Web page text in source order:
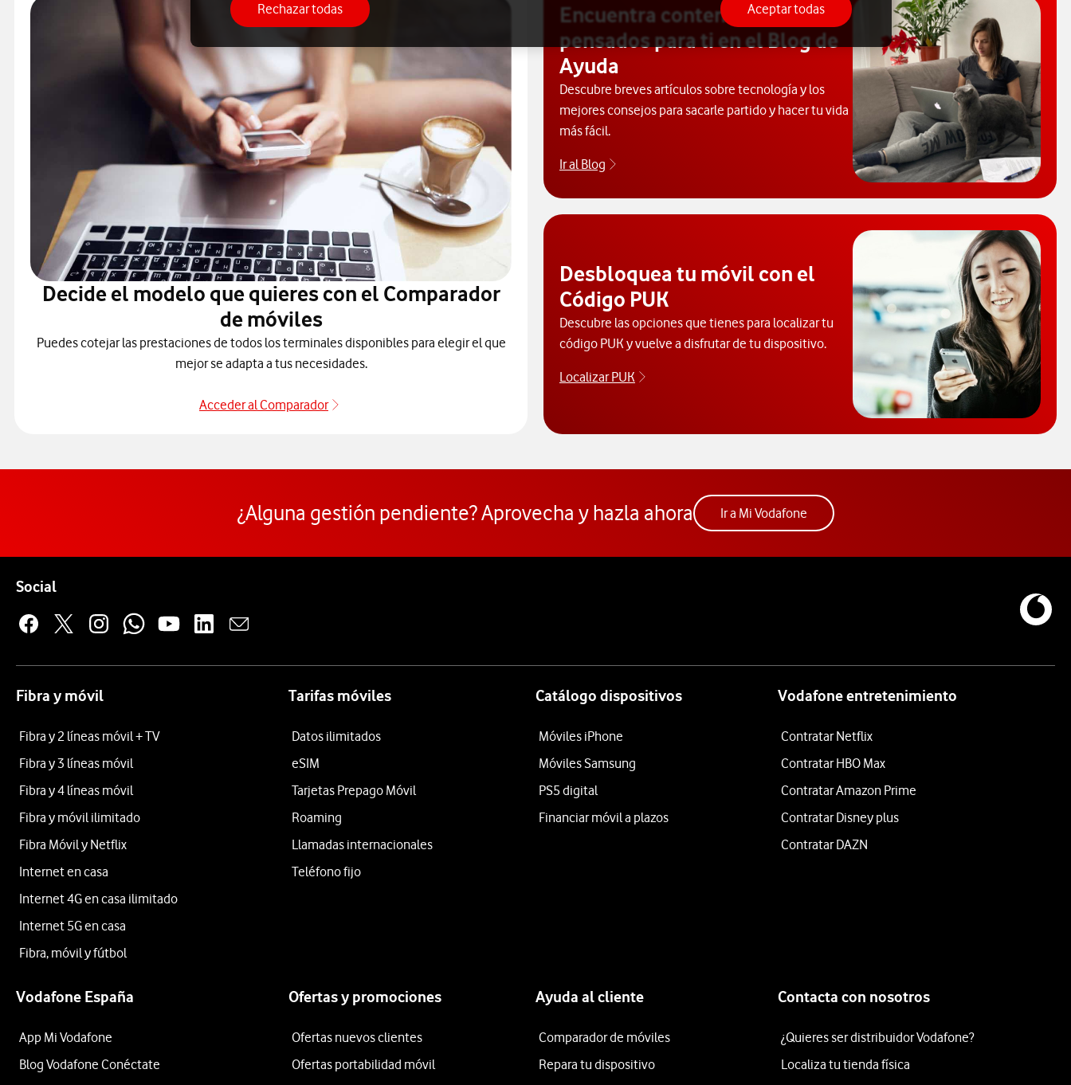
Decide el modelo que quieres con el Comparador
de móviles
Puedes cotejar las prestaciones de todos los terminales disponibles para elegir el que
mejor se adapta a tus necesidades.
Acceder al Comparador
Encuentra contenidos
pensados para ti en el Blog de
Ayuda
Descubre breves artículos sobre tecnología y los
mejores consejos para sacarle partido y hacer tu vida
más fácil.
Ir al Blog
Descubre el blog de Ayuda. Abrir ventana modal
Desbloquea tu móvil con el
Código PUK
Descubre las opciones que tienes para localizar tu
código PUK y vuelve a disfrutar de tu dispositivo.
Localizar PUK
Para poder consultar el código PUK y desbloquear el móvil. Abre ventana
¿Alguna gestión pendiente? Aprovecha y hazla ahora Ir a Mi VodafoneAcceder a la app Mi Vodafone. Abre ventana
SocialEnlaces a las redes sociales de Vodafone
Fibra y móvil
Fibra y 2 líneas móvil + TV
Fibra y 3 líneas móvil
Fibra y 4 líneas móvil
Fibra y móvil ilimitado
Fibra Móvil y Netflix
Internet en casa
Internet 4G en casa ilimitado
Internet 5G en casa
Fibra, móvil y fútbol
Tarifas móviles
Datos ilimitados
eSIM
Tarjetas Prepago Móvil
Roaming
Llamadas internacionales
Teléfono fijo
Catálogo dispositivos
Móviles iPhone
Móviles Samsung
PS5 digital
Financiar móvil a plazos
Vodafone entretenimiento
Contratar Netflix
Contratar HBO Max
Contratar Amazon Prime
Contratar Disney plus
Contratar DAZN
Vodafone España
App Mi Vodafone
Blog Vodafone Conéctate
Ofertas y promociones
Ofertas nuevos clientes
Ofertas portabilidad móvil
Ayuda al cliente
Comparador de móviles
Repara tu dispositivo
Contacta con nosotros
¿Quieres ser distribuidor Vodafone?
Localiza tu tienda física
Rechazar todas Aceptar todas